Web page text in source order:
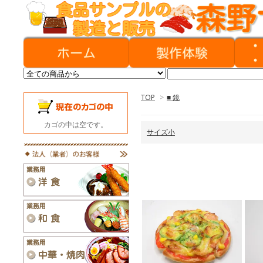
TOP > ■ 鏡
サイズ小
カゴの中は空です。